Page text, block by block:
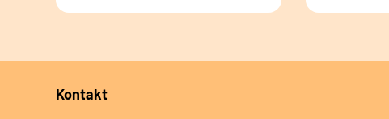
Kontakt